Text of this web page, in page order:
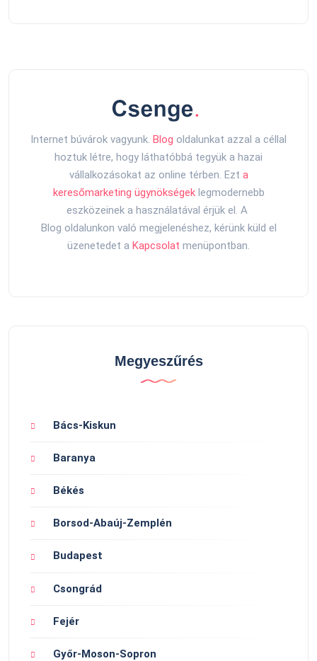
Internet búvárok vagyunk. Blog oldalunkat azzal a céllal
hoztuk létre, hogy láthatóbbá tegyük a hazai
vállalkozásokat az online térben. Ezt a
keresőmarketing ügynökségeklegmodernebb
eszközeinek a használatával érjük el. A
Blog oldalunkon való megjelenéshez, kérünk küld el
üzenetedet a Kapcsolat menüpontban.
Megyeszűrés
Bács-Kiskun
Baranya
Békés
Borsod-Abaúj-Zemplén
Budapest
Csongrád
Fejér
Győr-Moson-Sopron